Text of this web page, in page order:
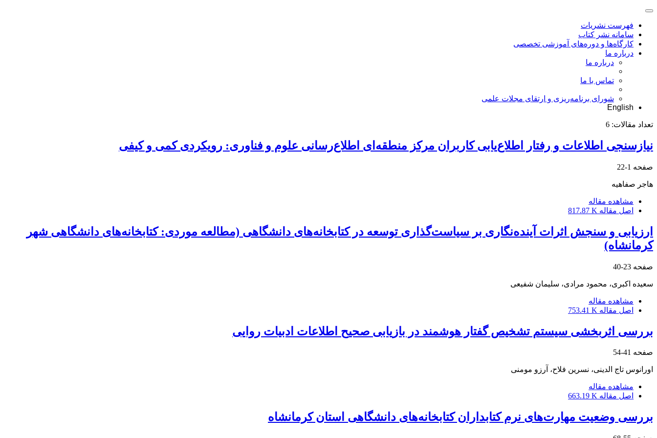
فهرست نشریات
سامانه نشر کتاب
کارگاه‌ها و دوره‌های آموزشی تخصصی
درباره ما
درباره ما
تماس با ما
شورای برنامه‌ریزی و ارتقای مجلات علمی
English
تعداد مقالات: 6
نیازسنجی اطلاعات و رفتار اطلاع‌یابی کاربران مرکز منطقه‌ای اطلاع‌رسانی علوم و فناوری: رویکردی کمی و کیفی
صفحه 1-22
هاجر صفاهیه
مشاهده مقاله
اصل مقاله 817.87 K
ارزیابی و سنجش اثرات آینده‌نگاری بر سیاست‌گذاری توسعه در کتابخانه‌های دانشگاهی (مطالعه موردی: کتابخانه‌های دانشگاهی شهر
کرمانشاه)
صفحه 23-40
سعیده اکبری، محمود مرادی، سلیمان شفیعی
مشاهده مقاله
اصل مقاله 753.41 K
بررسی اثربخشی سیستم تشخیص گفتار هوشمند در بازیابی صحیح اطلاعات ادبیات روایی
صفحه 41-54
اورانوس تاج الدینی، نسرین فلاح، آرزو مومنی
مشاهده مقاله
اصل مقاله 663.19 K
بررسی وضعیت مهارت‌های نرم کتابداران کتابخانه‌های دانشگاهی استان کرمانشاه